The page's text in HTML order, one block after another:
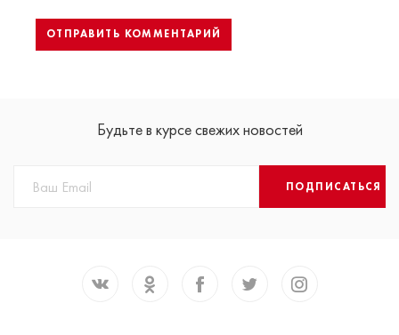
Будьте в курсе свежих новостей
ПОДПИСАТЬСЯ